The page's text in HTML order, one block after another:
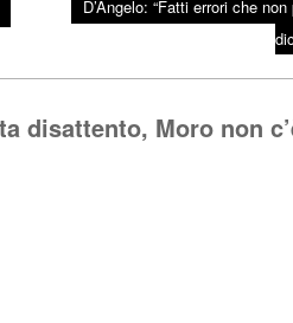
D’Angelo: “Fatti errori che
disattento, Moro non